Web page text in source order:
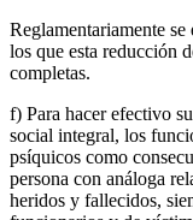
Reglamentariamente se
los que esta reducción
completas.
f) Para hacer efectivo
social integral, los
psíquicos como
persona con análoga
heridos y fallecidos,